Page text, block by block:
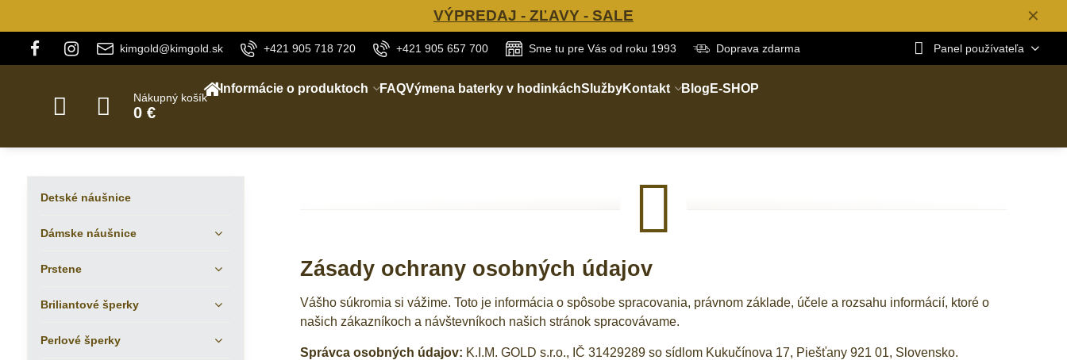
✕
VÝPREDAJ - ZĽAVY - SALE
kimgold@kimgold.sk +421 905 718 720 +421 905 657 700 Sme tu pre Vás od roku 1993 Doprava zdarma Panel používateľa
Nákupný košík
0 €
Informácie o produktoch FAQVýmena baterky v hodinkáchSlužbyKontakt Blog E-SHOP
Zásady ochrany osobných údajov
Vášho súkromia si vážime. Toto je informácia o spôsobe spracovania, právnom základe, účele a rozsahu informácií, ktoré o
našich zákazníkoch a návštevníkoch našich stránok spracovávame.
Správca osobných údajov: K.I.M. GOLD s.r.o., IČ 31429289 so sídlom Kukučínova 17, Piešťany 921 01, Slovensko.
Detské náušnice
Dámske náušnice
Prstene
Briliantové šperky
Perlové šperky